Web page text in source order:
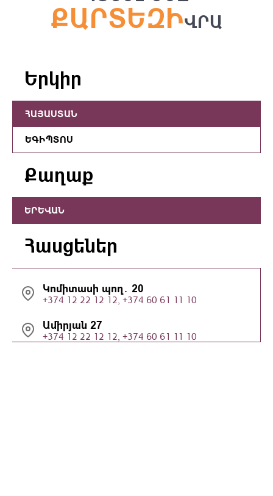
ՔԱՐՏԵԶԻՎՐԱ
Երկիր
ՀԱՅԱՍՏԱՆ
ԵԳԻՊՏՈՍ
Քաղաք
ԵՐԵՎԱՆ
Հասցեներ
Կոմիտասի պող․ 20
+374 12 22 12 12, +374 60 61 11 10
Ամիրյան 27
+374 12 22 12 12, +374 60 61 11 10